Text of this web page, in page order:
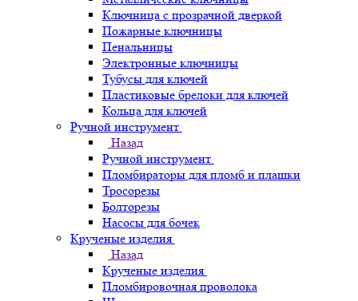
Ключница с прозрачной дверкой
Пожарные ключницы
Пенальницы
Электронные ключницы
Тубусы для ключей
Пластиковые брелоки для ключей
Кольца для ключей
Ручной инструмент
Назад
Ручной инструмент
Пломбираторы для пломб и плашки
Тросорезы
Болторезы
Насосы для бочек
Крученые изделия
Назад
Крученые изделия
Пломбировочная проволока